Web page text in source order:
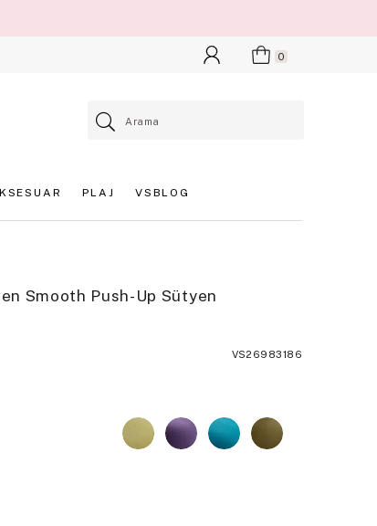
0
PLAJ VSBLOG
Smooth Push-Up Sütyen
VS26983186